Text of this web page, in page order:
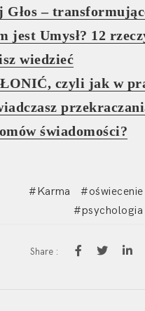
Głos –
jest Umysł? 12
wiedzieć
czyli jak w
świadomości?
Karma oświecenie
psychologia
Share :